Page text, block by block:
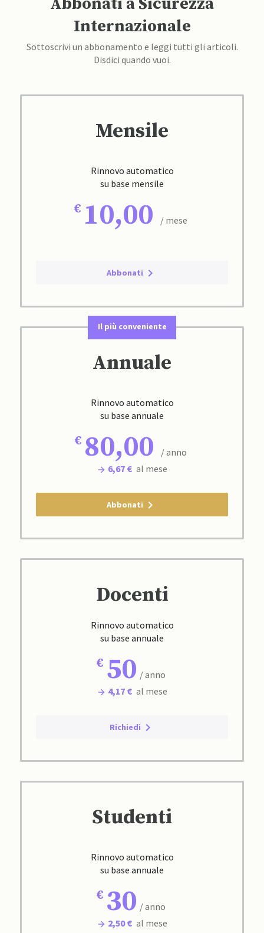
Internazionale
Sottoscrivi un abbonamento e leggi tutti gli articoli.
Disdici quando vuoi.
Mensile
Rinnovo automatico
su base mensile
10,00 / mese
Abbonati
Il più conveniente
Annuale
Rinnovo automatico
su base annuale
80,00
/ anno
6,67 € al mese
Abbonati
Docenti
Rinnovo automatico
su base annuale
50 / anno
4,17 € al mese
Richiedi
Studenti
Rinnovo automatico
su base annuale
30 / anno
2,50 € al mese